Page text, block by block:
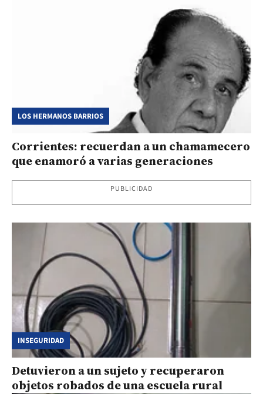
LOS HERMANOS BARRIOS
Corrientes: recuerdan a un chamamecero
que enamoró a varias generaciones
PUBLICIDAD
INSEGURIDAD
Detuvieron a un sujeto y recuperaron
objetos robados de una escuela rural